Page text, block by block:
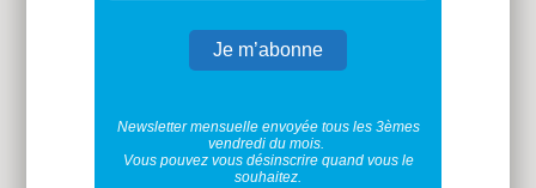
Newsletter mensuelle envoyée tous les 3èmes
vendredi du mois.
Vous pouvez vous désinscrire quand vous le
souhaitez.